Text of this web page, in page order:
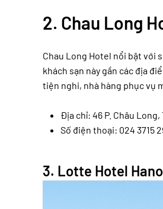
2. Chau Long
Chau Long Hotel nổi bật với
khách sạn này gần các địa
tiện nghi, nhà hàng phục vụ
Địa chỉ: 46 P. Châu
Số điện thoại: 024 3715
3. Lotte Hotel